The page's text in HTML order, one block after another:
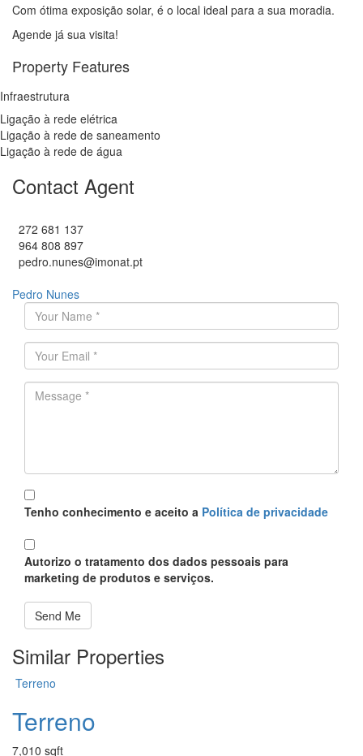
Com ótima exposição solar, é o local ideal para a sua moradia.
Agende já sua visita!
Property Features
Infraestrutura
Ligação à rede elétrica
Ligação à rede de saneamento
Ligação à rede de água
Contact Agent
272 681 137
964 808 897
pedro.nunes@imonat.pt
Pedro Nunes
O seu nome *
Endereço de email
Mensagem*
Política
Tenho conhecimento e aceito a Política de privacidade
Proteção
Autorizo o tratamento dos dados pessoais para
marketing de produtos e serviços.
Send Me
Similar Properties
Terreno
Terreno
7,010 sqft